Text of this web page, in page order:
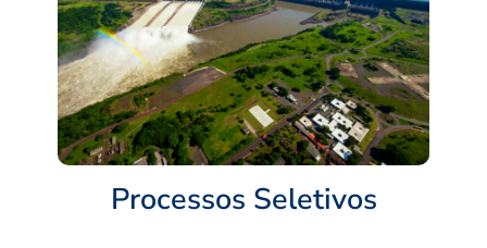
Processos Seletivos